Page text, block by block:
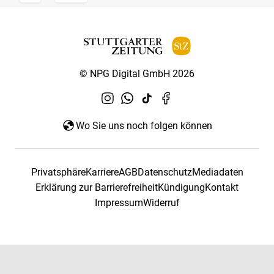
© NPG Digital GmbH 2026
Wo Sie uns noch folgen können
PrivatsphäreKarriereAGBDatenschutzMediadaten
Erklärung zur BarrierefreiheitKündigungKontakt
ImpressumWiderruf